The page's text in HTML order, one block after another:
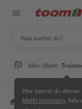
Mein Markt:
Hier kannst du deinen
Markt anpassen ,
/ Bauen &